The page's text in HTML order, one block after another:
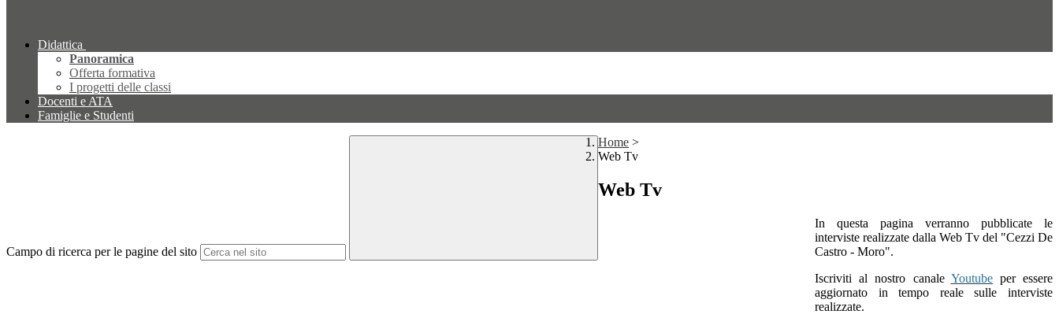
Didattica
Panoramica
Offerta formativa
I progetti delle classi
Docenti e ATA
Famiglie e Studenti
Campo di ricerca per le pagine del sito
Home >
Web Tv
Web Tv
In questa pagina verranno pubblicate le
interviste realizzate dalla Web Tv del "Cezzi De
Castro - Moro".
Iscriviti al nostro canale Youtube per essere
aggiornato in tempo reale sulle interviste
realizzate.